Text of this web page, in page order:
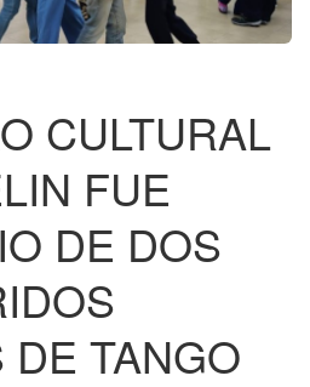
CULTURAL
FUE
DE DOS
TANGO